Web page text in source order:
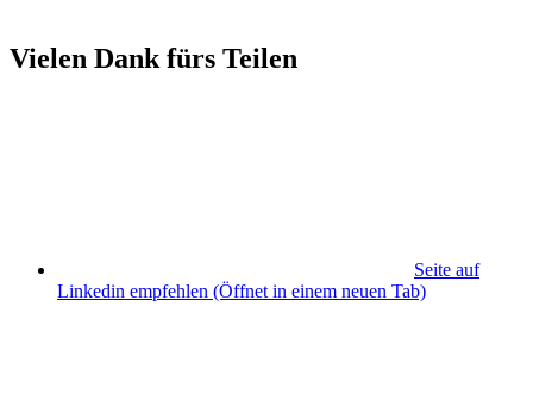
Vielen Dank fürs Teilen
Seite auf
Linkedin empfehlen (Öffnet in einem neuen Tab)